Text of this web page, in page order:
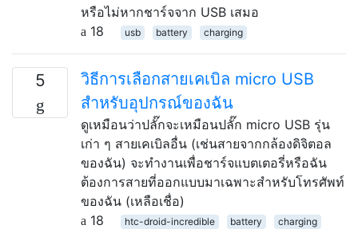
หรือไม่หากชาร์จจาก USB เสมอ
18
usb battery charging
5
วิธีการเลือกสายเคเบิล micro USB
สำหรับอุปกรณ์ของฉัน
ดูเหมือนว่าปลั๊กจะเหมือนปลั๊ก micro USB รุ่น
เก่า ๆ สายเคเบิลอื่น (เช่นสายจากกล้องดิจิตอล
ของฉัน) จะทำงานเพื่อชาร์จแบตเตอรี่หรือฉัน
ต้องการสายที่ออกแบบมาเฉพาะสำหรับโทรศัพท์
ของฉัน (เหลือเชื่อ)
18
htc-droid-incredible battery charging